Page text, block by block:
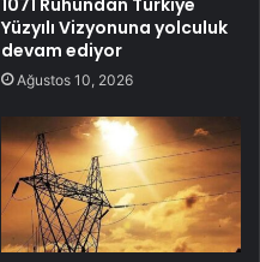
1071 Ruhundan Türkiye
Yüzyılı Vizyonuna yolculuk
devam ediyor
Ağustos 10, 2026